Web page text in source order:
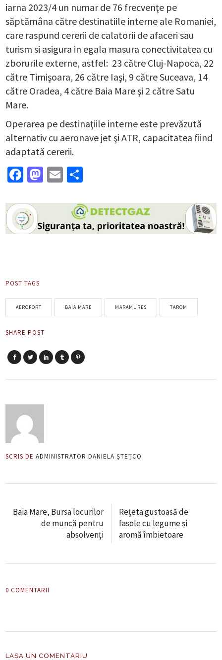
iarna 2023/4 un numar de 76 frecvenţe pe
săptămâna către destinatiile interne ale Romaniei,
care raspund cererii de calatorii de afaceri sau
turism si asigura in egala masura conectivitatea cu
zborurile externe, astfel: 23 către Cluj-Napoca, 22
către Timişoara, 26 către Iaşi, 9 către Suceava, 14
către Oradea, 4 către Baia Mare şi 2 către Satu
Mare.
Operarea pe destinaţiile interne este prevăzută
alternativ cu aeronave jet şi ATR, capacitatea fiind
adaptată cererii.
Facebook
Mastodon
Email
POST TAGS
AEROPORT BAIA MARE MARAMURES TAROM
SHARE POST
SCRIS DE ADMINISTRATOR DANIELA ȘTEȚCO
Baia Mare, Bursa locurilor
de muncă pentru
absolvenți
Rețeta gustoasă de
fasole cu legume și
aromă îmbietoare
0 COMENTARII
LASA UN COMENTARIU